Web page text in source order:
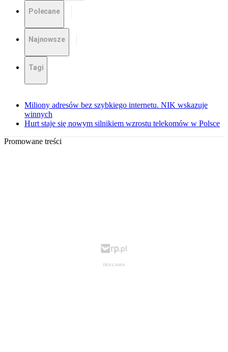
Polecane
Najnowsze
Tagi
Miliony adresów bez szybkiego internetu. NIK wskazuje
winnych
Hurt staje się nowym silnikiem wzrostu telekomów w Polsce
Promowane treści